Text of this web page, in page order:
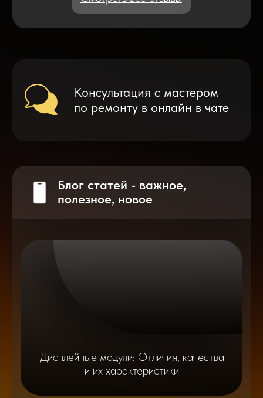
Разблокировка iPhone
на смартфоне?